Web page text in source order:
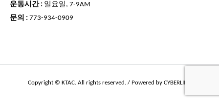
운동시간 : 일요일, 7-9AM
문의 : 773-934-0909
Copyright © KTAC. All rights reserved. / Powered by CYBERLINC